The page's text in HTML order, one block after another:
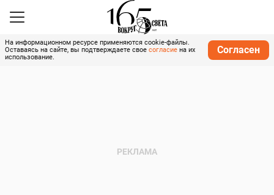
На информационном ресурсе применяются cookie-файлы.
Оставаясь на сайте, вы подтверждаете свое согласие на их
использование.
Согласен